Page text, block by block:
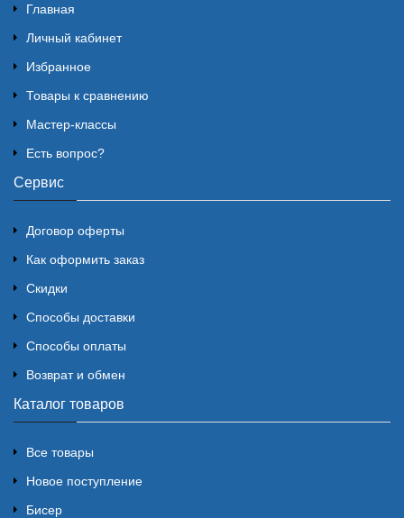
Главная
Личный кабинет
Избранное
Товары к сравнению
Мастер-классы
Есть вопрос?
Сервис
Договор оферты
Как оформить заказ
Скидки
Способы доставки
Способы оплаты
Возврат и обмен
Каталог товаров
Все товары
Новое поступление
Бисер